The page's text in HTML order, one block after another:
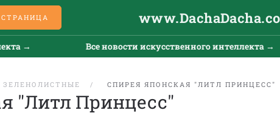
→ Все новости искусственного интеллекта →
ЗЕЛЕНОЛИСТНЫЕ СПИРЕЯ ЯПОНСКАЯ "ЛИТЛ ПРИНЦЕСС"
"Литл Принцесс"